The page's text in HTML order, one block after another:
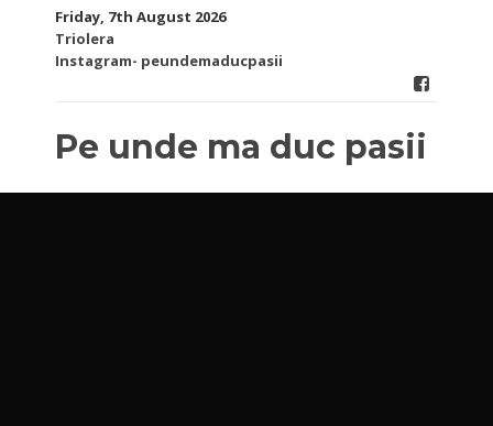
Friday, 7th August 2026
Triolera
Instagram- peundemaducpasii
Pe unde ma duc pasii